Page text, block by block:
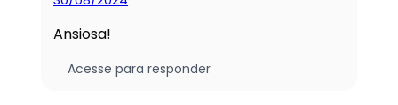
Ansiosa!
Acesse para responder